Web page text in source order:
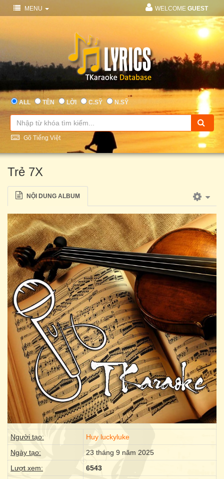
MENU WELCOME GUEST
ALL TÊN LỜI C.SỸ N.SỸ
Gõ Tiếng Việt
Trẻ 7X
NỘI DUNG ALBUM
Người tạo:
Huy luckyluke
Ngày tạo:
23 tháng 9 năm 2025
Lượt xem:
6543